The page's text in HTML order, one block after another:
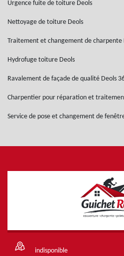
Urgence fuite de toiture Deols
Nettoyage de toiture Deols
Traitement et changement de charpente
Hydrofuge toiture Deols
Ravalement de façade de qualité Deols
Charpentier pour réparation et
Service de pose et changement de
indisponible